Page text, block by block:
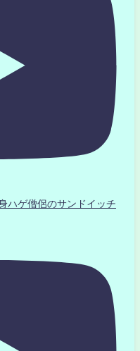
ハゲ僧侶のサンドイッチ